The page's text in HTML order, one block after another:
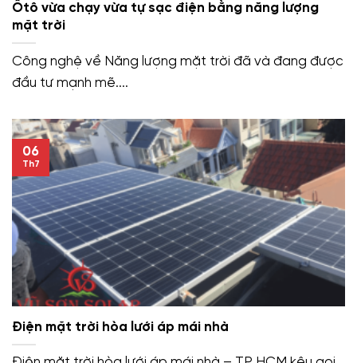
Ôtô vừa chạy vừa tự sạc điện bằng năng lượng
mặt trời
Công nghệ về Năng lượng mặt trời đã và đang được
đầu tư mạnh mẽ....
Điện mặt trời hòa lưới áp mái nhà
06
Th7